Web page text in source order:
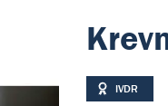
IVDR